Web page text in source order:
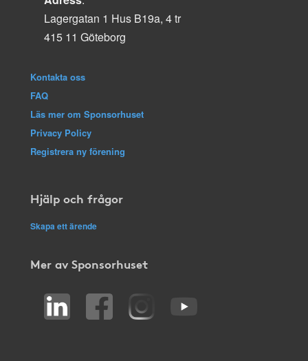
Lagergatan 1 Hus B19a, 4 tr
415 11 Göteborg
Kontakta oss
FAQ
Läs mer om Sponsorhuset
Privacy Policy
Registrera ny förening
Hjälp och frågor
Skapa ett ärende
Mer av Sponsorhuset